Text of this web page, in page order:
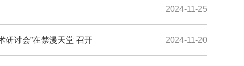
2024-11-25
研讨会”在禁漫天堂 召开 2024-11-20